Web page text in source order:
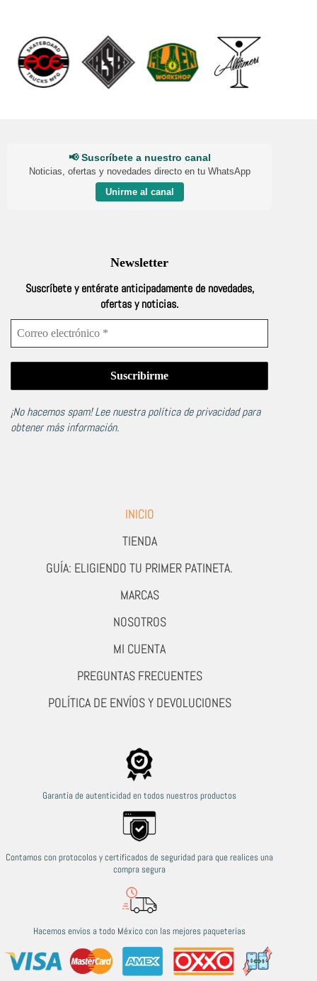
📢 Suscríbete a nuestro canal
Noticias, ofertas y novedades directo en tu WhatsApp
Unirme al canal
Newsletter
Suscríbete y entérate anticipadamente de novedades,
ofertas y noticias.
¡No hacemos spam! Lee nuestrapolítica de privacidadpara
obtener más información.
INICIO
TIENDA
GUÍA: ELIGIENDO TU PRIMER PATINETA.
MARCAS
NOSOTROS
MI CUENTA
PREGUNTAS FRECUENTES
POLÍTICA DE ENVÍOS Y DEVOLUCIONES
Garantía de autenticidad en todos nuestros productos
Contamos con protocolos y certificados de seguridad para que realices una
compra segura
Hacemos envíos a todo México con las mejores paqueterías